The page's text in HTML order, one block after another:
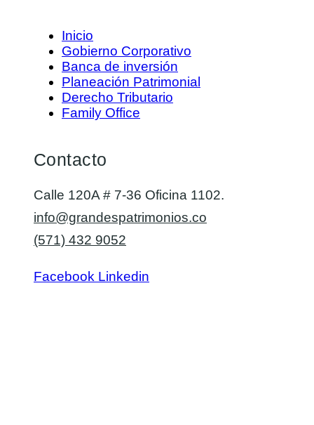
Inicio
Gobierno Corporativo
Banca de inversión
Planeación Patrimonial
Derecho Tributario
Family Office
Contacto
Calle 120A # 7-36 Oficina 1102.
info@grandespatrimonios.co
(571) 432 9052
Facebook Linkedin